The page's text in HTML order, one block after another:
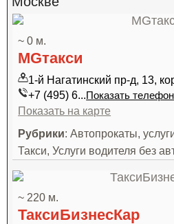
~ 0 м.
MGтакси
1-й Нагатинский пр-д, 13,
+7 (495) 6...Показать телефон
Показать на карте
Рубрики: Автопрокаты,
Такси, Услуги водителя без
~ 220 м.
ТаксиБизнесКар